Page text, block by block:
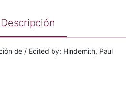
Descripción
de / Edited by: Hindemith, Paul